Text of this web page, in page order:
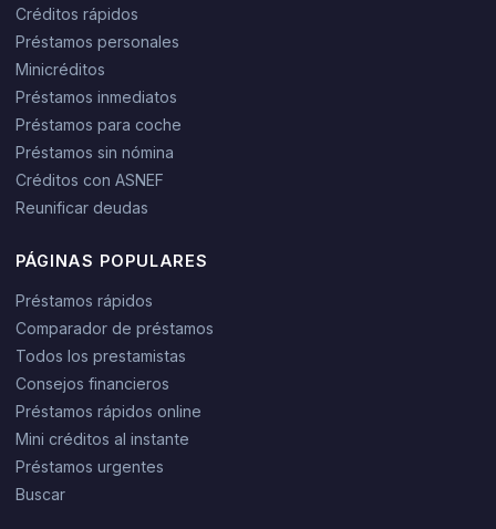
Créditos rápidos
Préstamos personales
Minicréditos
Préstamos inmediatos
Préstamos para coche
Préstamos sin nómina
Créditos con ASNEF
Reunificar deudas
PÁGINAS POPULARES
Préstamos rápidos
Comparador de préstamos
Todos los prestamistas
Consejos financieros
Préstamos rápidos online
Mini créditos al instante
Préstamos urgentes
Buscar